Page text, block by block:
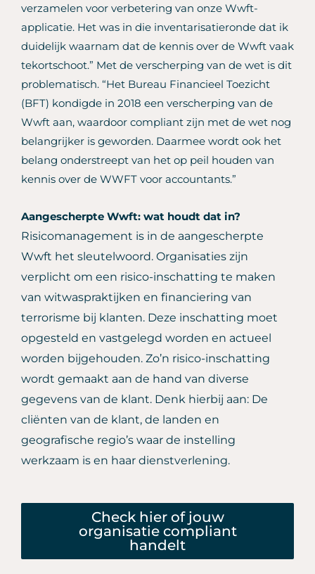
verzamelen voor verbetering van onze Wwft-
applicatie. Het was in die inventarisatieronde dat ik
duidelijk waarnam dat de kennis over de Wwft vaak
tekortschoot.” Met de verscherping van de wet is dit
problematisch. “Het Bureau Financieel Toezicht
(BFT) kondigde in 2018 een verscherping van de
Wwft aan, waardoor compliant zijn met de wet nog
belangrijker is geworden. Daarmee wordt ook het
belang onderstreept van het op peil houden van
kennis over de WWFT voor accountants.”
Aangescherpte Wwft: wat houdt dat in?
Risicomanagement is in de aangescherpte
Wwft het sleutelwoord. Organisaties zijn
verplicht om een risico-inschatting te maken
van witwaspraktijken en financiering van
terrorisme bij klanten. Deze inschatting moet
opgesteld en vastgelegd worden en actueel
worden bijgehouden. Zo’n risico-inschatting
wordt gemaakt aan de hand van diverse
gegevens van de klant. Denk hierbij aan: De
cliënten van de klant, de landen en
geografische regio’s waar de instelling
werkzaam is en haar dienstverlening.
Check hier of jouw
organisatie compliant
handelt